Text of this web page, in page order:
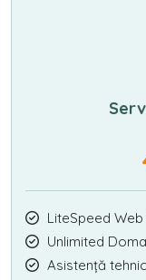
LiteSpeed
Unlimited
Asistență